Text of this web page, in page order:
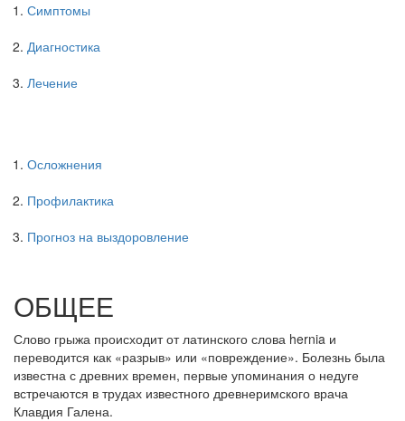
Симптомы
Диагностика
Лечение
Осложнения
Профилактика
Прогноз на выздоровление
ОБЩЕЕ
Слово грыжа происходит от латинского слова hernia и
переводится как «разрыв» или «повреждение». Болезнь была
известна с древних времен, первые упоминания о недуге
встречаются в трудах известного древнеримского врача
Клавдия Галена.